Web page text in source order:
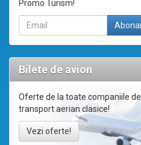
Promo Turism!
Bilete de avion
Oferte de la toate companiile de
transport aerian clasice!
Vezi oferte!